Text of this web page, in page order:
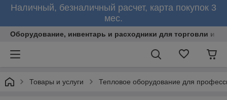
Наличный, безналичный расчет, карта покупок 3
мес.
Оборудование, инвентарь и расходники для торговли и
Товары и услуги Тепловое оборудование для